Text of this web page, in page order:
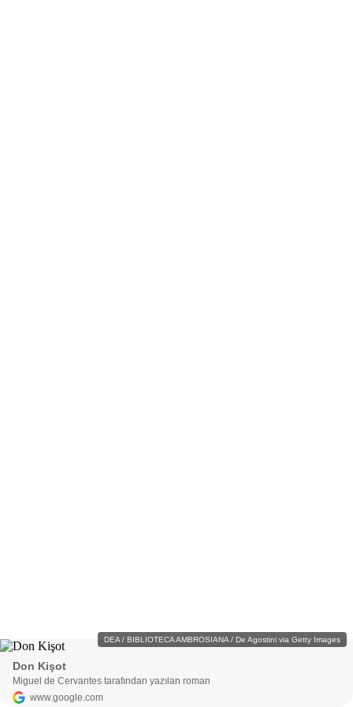
DEA / BIBLIOTECA AMBROSIANA / De Agostini via Getty Images
Don Kişot
Miguel de Cervantes tarafından yazılan roman
www.google.com